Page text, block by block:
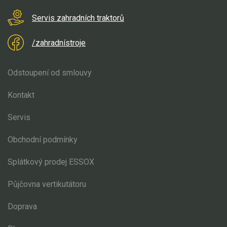
Elektrické skútry
Elektrické tříkolky pracovní
Elektrické čtyřkolky
Náhradní díly
Náhradní díly pro motorové pily
Zahradní traktory
Řetězové pily
Náhradní díly pro sekačky
Servis zahradních traktorů
/zahradnístroje
Odstoupení od smlouvy
Kontakt
Servis
Obchodní podmínky
Splátkový prodej ESSOX
Půjčovna vertikutátoru
Doprava